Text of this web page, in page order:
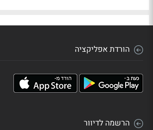
הורדת אפליקציה
הרשמה לדיוור